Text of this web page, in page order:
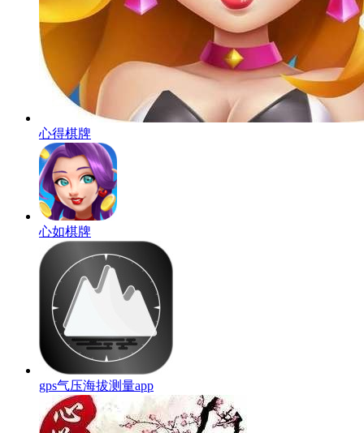
心得棋牌
心如棋牌
gps气压海拔测量app